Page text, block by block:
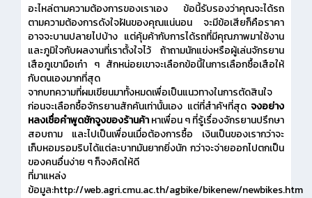
อะไหล่ตามความต้องการของเราเอง ข้อนี้รับรองว่าคุณจะได้รถ
ตามความต้องการดังใจฝันของคุณแน่นอน จะมีข้อเสียก็คือราคา
อาจจะบานปลายไปบ้าง แต่คุ้มค้ากับการได้รถที่มีคุณภาพมาใช้งาน
และภูมิใจกับผลงานที่เราตั้งใจไว้ ถ้าถามนักแข่งหรือผู้เล่นจักรยาน
เสือภูเขามือเก๋า ๆ สักหน่อยเขาจะเลือกข้อนี้ในการเลือกซื้อเสือให้
กับตนเองมากที่สุด
จากบทความที่ผมเขียนมาทั้งหมดเพื่อเป็นแนวทางในการตัดสินใจ
ก่อนจะเลือกซื้อจักรยานสักคันเท่านั้นเอง แต่ที่สำคัฯที่สุด จงอย่าง
หลงเชื่อคำพูดชักจูงของร้านค้าหาเพื่อน ๆ ที่รู้เรื่องจักรยานปรึกษา
สอบถาม และไปเป็นเพื่อนเมื่อต้องการซื้อ เงินเป็นของเรากว่าจะ
เก็บหอมรอมริบได้แต่ละบาทมันยากยิ่งนัก กว่าจะจ่ายออกไปตกเป็น
ของคนอื่นง่าย ๆ ก็จงคิดให้ดี
ที่มาแหล่ง
ข้อมูล:http://web.agri.cmu.ac.th/agbike/bikenew/newbikes.htm